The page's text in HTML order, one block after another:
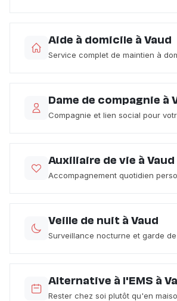
Aide à domicile à Vaud
Service complet de maintien à
Dame de compagnie à
Compagnie et lien social pour
Auxiliaire de vie à Vaud
Accompagnement quotidien
Veille de nuit à Vaud
Surveillance nocturne et garde
Alternative à l'EMS à
Rester chez soi plutôt qu'en